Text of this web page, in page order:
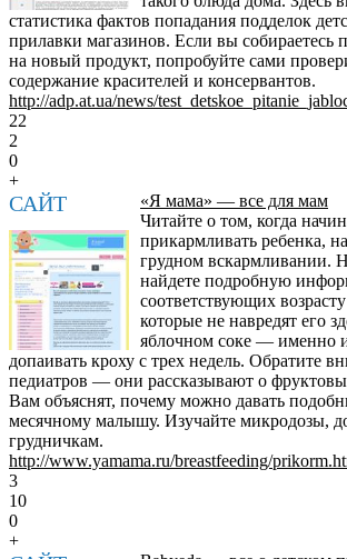
статистика фактов попадания подделок
прилавки магазинов. Если вы собираетесь
на новый продукт, попробуйте сами
содержание красителей и консервантов.
http://adp.at.ua/news/
22
2
0
+
САЙТ
«Я мама» — все для мам
Читайте о том, когда
прикармливать ребенка,
грудном вскармливании.
найдете подробную
соответствующих
которые не навредят его
яблочном соке — именно
допаивать кроху с трех недель. Обратите
педиатров — они рассказывают о
Вам объяснят, почему можно давать
месячному малышу. Изучайте микродозы,
грудничкам.
http://www.yamama.ru/breastfeeding/
3
10
0
+